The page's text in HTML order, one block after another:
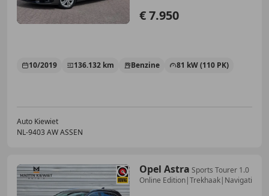
€ 7.950
10/2019 136.132 km Benzine 81 kW (110 PK)
Auto Kiewiet
NL-9403 AW ASSEN
Opel Astra Sports Tourer 1.0
Online Edition|Trekhaak|Navigati